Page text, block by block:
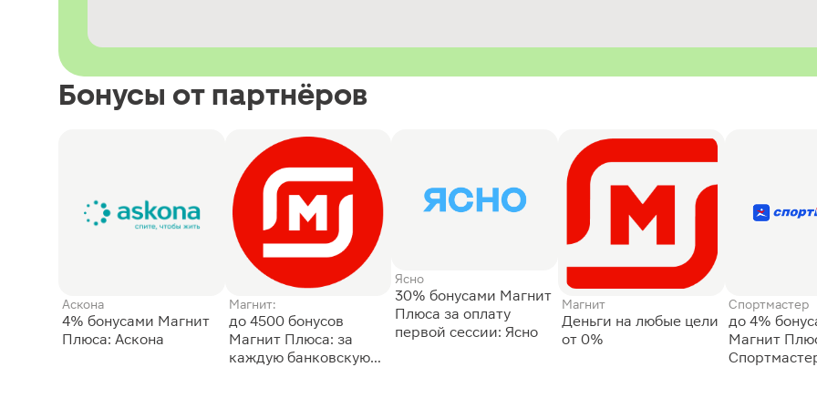
Бонусы от партнёров
Аскона
4% бонусами Магнит
Плюса: Аскона
Магнит:
до 4500 бонусов
Магнит Плюса: за
каждую банковскую
Ясно
30% бонусами Магнит
Плюса за оплату
первой сессии: Ясно
Магнит
Деньги на любые цели
от 0%
Спортмастер
до 4%
Магнит